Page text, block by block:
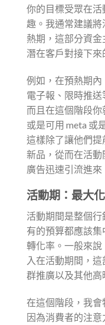
你的目標受眾在
趣。我通常建議
熱期，這部分資
潛在客戶對接下來
例如，在預熱期內
電子報、限時推送
而且在這個階段
或是可用 meta 或
這樣除了讓他們
新品，從而在活
廣告迅速引流進來
活動期：最大
活動期間是整個
有的預算都應該
轉化率。一般來說
入在活動期間，
群推廣以及其他高
在這個階段，我會
因為消費者的注